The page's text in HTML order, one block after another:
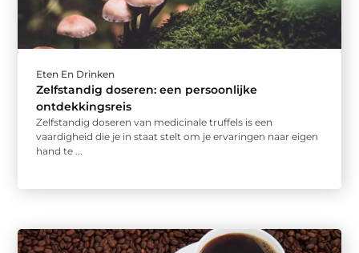
Eten En Drinken
Zelfstandig doseren: een persoonlijke
ontdekkingsreis
Zelfstandig doseren van medicinale truffels is een
vaardigheid die je in staat stelt om je ervaringen naar eigen
hand te ...